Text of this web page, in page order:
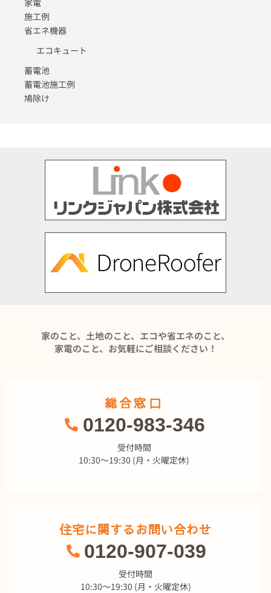
施工例
省エネ機器
エコキュート
蓄電池
蓄電池施工例
鳩除け
家のこと、土地のこと、エコや省エネのこと、
家電のこと、お気軽にご相談ください！
総合窓口
0120-983-346
受付時間
10:30～19:30 (月・火曜定休)
住宅に関するお問い合わせ
0120-907-039
受付時間
10:30～19:30 (月・火曜定休)